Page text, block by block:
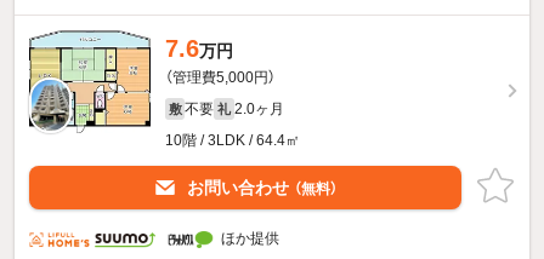
7.6万円
（管理費5,000円）
敷 不要 礼 2.0ヶ月
10階 / 3LDK / 64.4㎡
お問い合わせ （無料）
ほか提供